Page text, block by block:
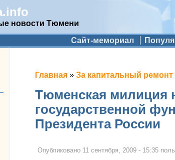
новости Тюмени
Сайт-мемориал
Вы здесь
Главная » За капитальный
Тюменская милиция
государственной
Президента России
Опубликовано 11 сентября, 2009 - 15:35